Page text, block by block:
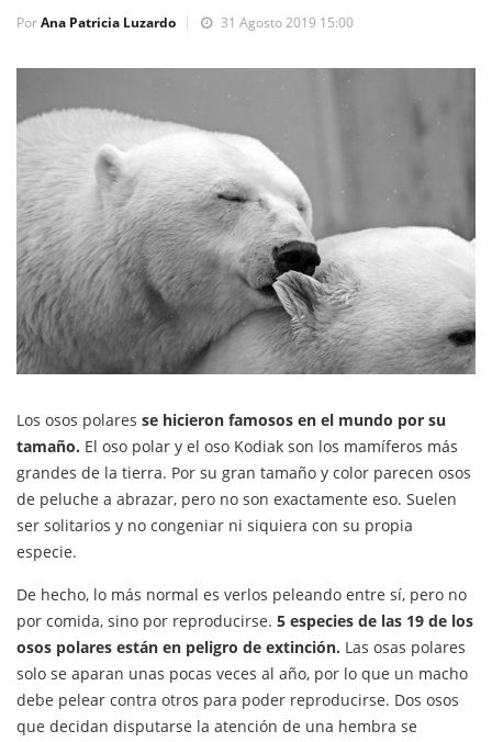
PorAna Patricia Luzardo 31 Agosto 2019 15:00
Los osos polares se hicieron famosos en el mundo por su
tamaño. El oso polar y el oso Kodiak son los mamíferos más
grandes de la tierra. Por su gran tamaño y color parecen osos
de peluche a abrazar, pero no son exactamente eso. Suelen
ser solitarios y no congeniar ni siquiera con su propia
especie.
De hecho, lo más normal es verlos peleando entre sí, pero no
por comida, sino por reproducirse. 5 especies de las 19 de los
osos polares están en peligro de extinción. Las osas polares
solo se aparan unas pocas veces al año, por lo que un macho
debe pelear contra otros para poder reproducirse. Dos osos
que decidan disputarse la atención de una hembra se